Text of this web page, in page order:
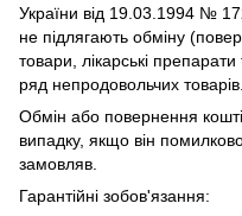
України від 19.03.1994 №
не підлягають обміну
товари, лікарські
ряд непродовольчих товарів.
Обмін або повернення
випадку, якщо він
замовляв.
Гарантійні зобов'язання: